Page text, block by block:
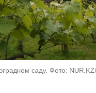
саду. Фото: